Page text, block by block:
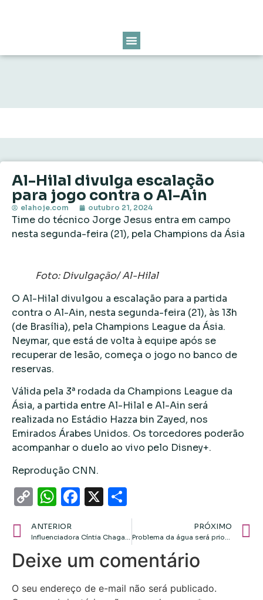
Al-Hilal divulga escalação
para jogo contra o Al-Ain
elahoje.com outubro 21, 2024
Time do técnico Jorge Jesus entra em campo
nesta segunda-feira (21), pela Champions da Ásia
Foto: Divulgação/ Al-Hilal
O Al-Hilal divulgou a escalação para a partida
contra o Al-Ain, nesta segunda-feira (21), às 13h
(de Brasília), pela Champions League da Ásia.
Neymar, que está de volta à equipe após se
recuperar de lesão, começa o jogo no banco de
reservas.
Válida pela 3ª rodada da Champions League da
Ásia, a partida entre Al-Hilal e Al-Ain será
realizada no Estádio Hazza bin Zayed, nos
Emirados Árabes Unidos. Os torcedores poderão
acompanhar o duelo ao vivo pelo Disney+.
Reprodução CNN.
CopyWhatsApp
Facebook
X
ANTERIOR PRÓXIMO
Deixe um comentário
O seu endereço de e-mail não será publicado.